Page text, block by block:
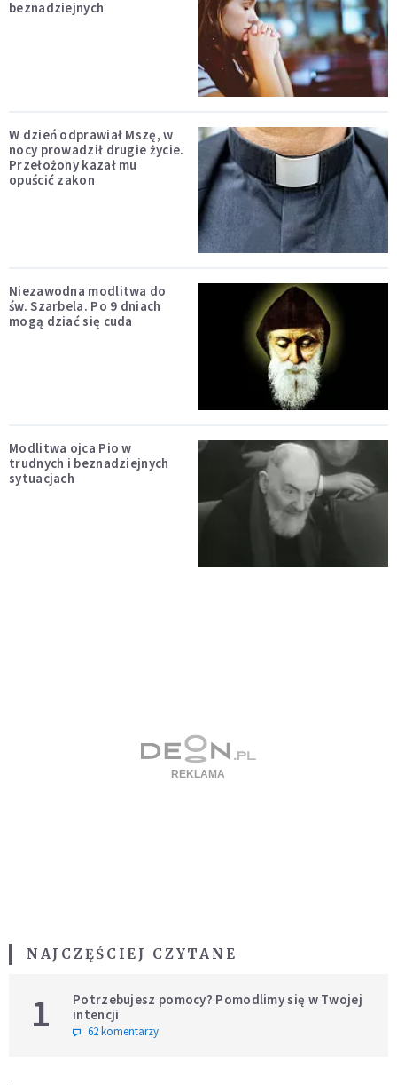
beznadziejnych
W dzień odprawiał Mszę, w
nocy prowadził drugie życie.
Przełożony kazał mu
opuścić zakon
Niezawodna modlitwa do
św. Szarbela. Po 9 dniach
mogą dziać się cuda
Modlitwa ojca Pio w
trudnych i beznadziejnych
sytuacjach
NAJCZĘŚCIEJ CZYTANE
1
Potrzebujesz pomocy? Pomodlimy się w Twojej
intencji
62 komentarzy